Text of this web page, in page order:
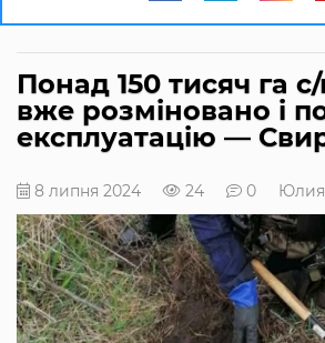
Понад 150 тисяч га
вже розміновано і
експлуатацію —
8 липня 2024 24 0